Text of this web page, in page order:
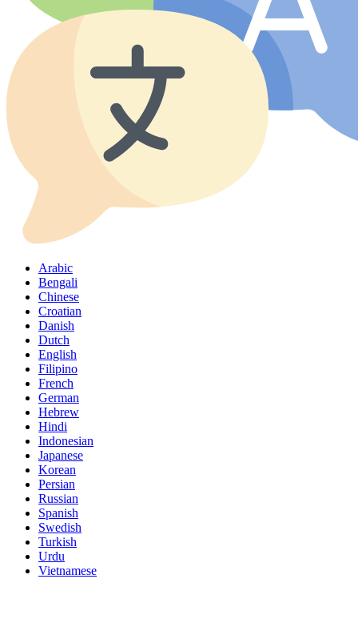
Arabic
Bengali
Chinese
Croatian
Danish
Dutch
English
Filipino
French
German
Hebrew
Hindi
Indonesian
Japanese
Korean
Persian
Russian
Spanish
Swedish
Turkish
Urdu
Vietnamese